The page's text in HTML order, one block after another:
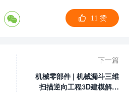
11 赞
下一篇
机械零部件 | 机械漏斗三维
扫描逆向工程3D建模解决